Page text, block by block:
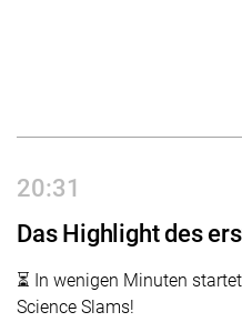
20:31
Das Highlight des
⏳ In wenigen Minuten
Science Slams!